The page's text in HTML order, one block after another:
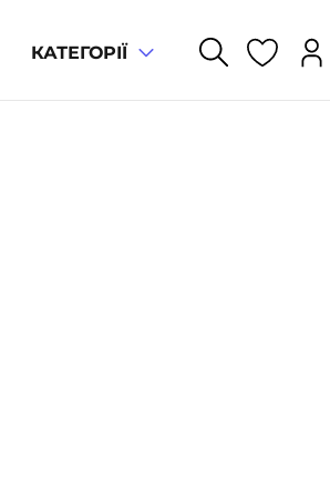
КАТЕГОРІЇ
У кошику немає товарів.